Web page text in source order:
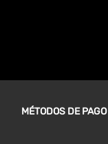
MÉTODOS DE PAGO